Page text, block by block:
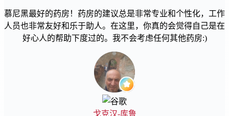
慕尼黑最好的药房！药房的建议总是非常专业和个性化，工作
人员也非常友好和乐于助人。在这里，你真的会觉得自己是在
好心人的帮助下度过的。我不会考虑任何其他药房:)
戈克汉-库鲁